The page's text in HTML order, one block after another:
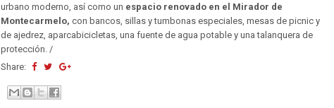
urbano moderno, así como un espacio renovado en el Mirador de
Montecarmelo, con bancos, sillas y tumbonas especiales, mesas de picnic y
de ajedrez, aparcabicicletas, una fuente de agua potable y una talanquera de
protección. /
Share: